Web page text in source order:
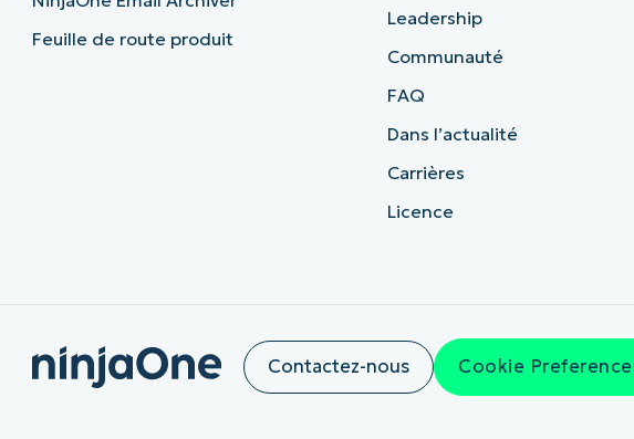
Feuille de route produit
Leadership
Communauté
FAQ
Dans l’actualité
Carrières
Licence
Contactez-nous Cookie